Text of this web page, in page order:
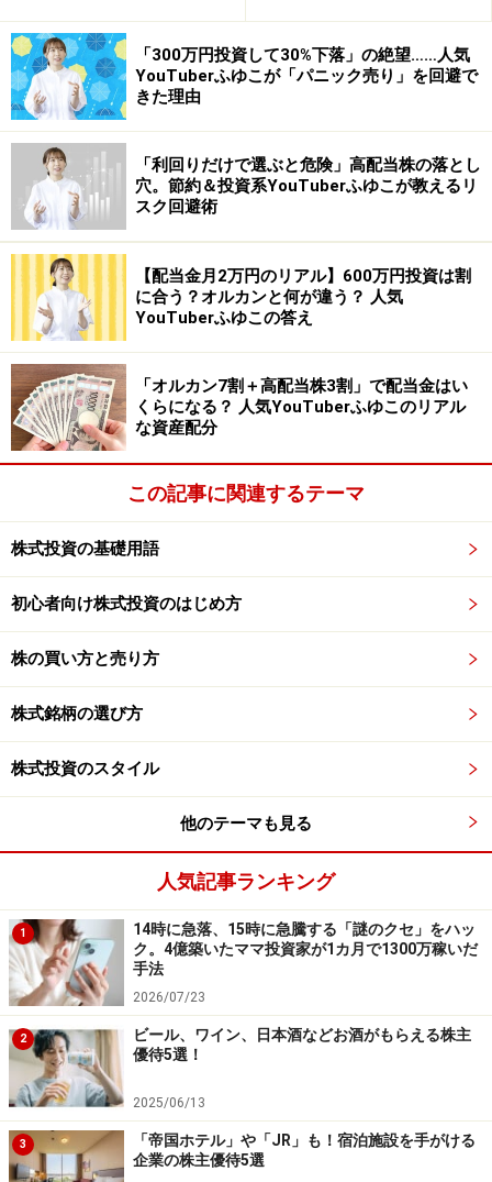
は、自然界では大きな山・岩にたとえられるということ
です。どっしりとそびえ、安定していることを示唆して
います。安倍首相は任期の延長も可能になっており、ど
っしりとした経済運営に期待したいところです。
このほかの戌年は1982年（4.4%上昇） 米レーガン大統
領によるレーガノミクスが当初は金利上昇で景気の圧迫
要因に。その後は世界株高の出発点となりました。ちな
みに、2017年に成立したトランプ現大統領の税制改革法
案はレーガノミクス以来の規模となっています。
1994年（13.2%上昇） 総合経済対策とそれを評価した
海外投資家の買いに上昇。ただ、年央以降はやや伸び悩
みに。
2006年（8.9％上昇） ライブドアに強制捜査が入った
「ライブドアショック」でスタート。米国では利上げの
戌年は景気の転換、相場の起点になるケースが多いよう
にも見えますね。やや語呂合わせ的な面もありますが、
戌年関連銘柄を取り上げます。今年は鳥貴族など、鳥
（酉）関連が上昇しました。
関連銘柄はソニー、ブルドッグソース、
JVCケンウッドなど！？
主な戌年関連銘柄を挙げてみましょう。
ソニー <6758> 18年1月11日に犬型ロボットである新型
「aibo」を発売。発売は犬の日（1月11日＝ワン・ワン・
ワン）
ブルドッグソース <2804> 「強気の戌＝ブル・ドッ
グ」
JVCケンウッド <6632> 戌のロゴマークの「日本ビ
「300万円投資して30%下落」の絶望……人気
YouTuberふゆこが「パニック売り」を回避で
きた理由
「利回りだけで選ぶと危険」高配当株の落とし
穴。節約＆投資系YouTuberふゆこが教えるリ
スク回避術
【配当金月2万円のリアル】600万円投資は割
に合う？オルカンと何が違う？ 人気
YouTuberふゆこの答え
「オルカン7割＋高配当株3割」で配当金はい
くらになる？ 人気YouTuberふゆこのリアル
な資産配分
この記事に関連するテーマ
株式投資の基礎用語
初心者向け株式投資のはじめ方
株の買い方と売り方
株式銘柄の選び方
株式投資のスタイル
他のテーマも見る
人気記事ランキング
1
14時に急落、15時に急騰する「謎のクセ」をハッ
ク。4億築いたママ投資家が1カ月で1300万稼いだ
手法
2026/07/23
2
ビール、ワイン、日本酒などお酒がもらえる株主
優待5選！
2025/06/13
3
「帝国ホテル」や「JR」も！宿泊施設を手がける
企業の株主優待5選